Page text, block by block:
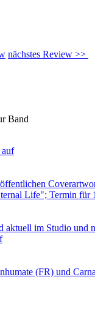
nächstes Review >>
Band
auf
Life"; Termin für
aktuell im Studio und
(FR) und